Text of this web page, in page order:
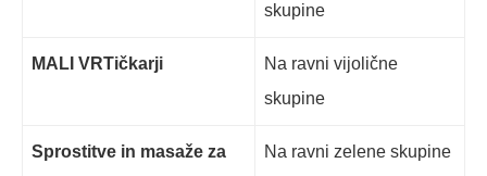
skupine
MALI VRTičkarji
Na ravni vijolične
skupine
Sprostitve in masaže za
Na ravni zelene skupine